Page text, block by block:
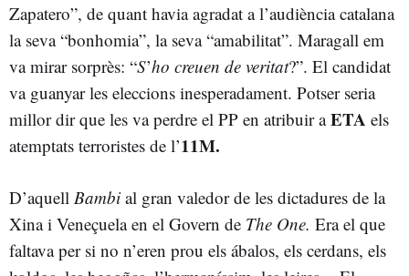
Zapatero”, de quant havia agradat a l’audiència catalana
la seva “bonhomia”, la seva “amabilitat”. Maragall em
va mirar sorprès: “S’ho creuen de veritat?”. El candidat
va guanyar les eleccions inesperadament. Potser seria
millor dir que les va perdre el PP en atribuir aETA els
atemptats terroristes de l’11M.
D’aquell Bambi al gran valedor de les dictadures de la
Xina i Veneçuela en el Govern de The One. Era el que
faltava per si no n’eren prou els ábalos, els cerdans, els